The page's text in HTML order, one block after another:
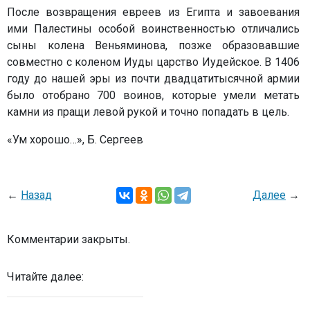
После возвращения евреев из Египта и завоевания
ими Палестины особой воинственностью отличались
сыны колена Веньяминова, позже образовавшие
совместно с коленом Иуды царство Иудейское. В 1406
году до нашей эры из почти двадцатитысячной армии
было отобрано 700 воинов, которые умели метать
камни из пращи левой рукой и точно попадать в цель.
«Ум хорошо…», Б. Сергеев
← Назад Далее →
Комментарии закрыты.
Читайте далее: